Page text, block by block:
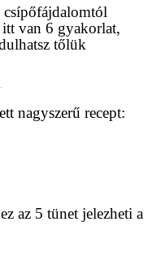
van 6 gyakorlat,
tőlük
nagyszerű recept:
az 5 tünet jelezheti a